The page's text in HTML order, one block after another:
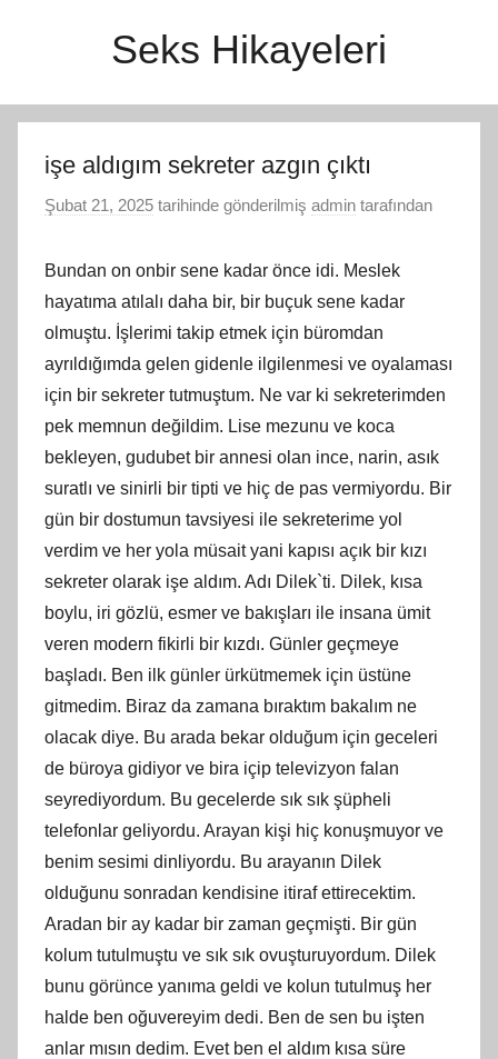
Seks Hikayeleri
işe aldıgım sekreter azgın çıktı
Şubat 21, 2025 tarihinde gönderilmiş admin tarafından
Bundan on onbir sene kadar önce idi. Meslek
hayatıma atılalı daha bir, bir buçuk sene kadar
olmuştu. İşlerimi takip etmek için büromdan
ayrıldığımda gelen gidenle ilgilenmesi ve oyalaması
için bir sekreter tutmuştum. Ne var ki sekreterimden
pek memnun değildim. Lise mezunu ve koca
bekleyen, gudubet bir annesi olan ince, narin, asık
suratlı ve sinirli bir tipti ve hiç de pas vermiyordu. Bir
gün bir dostumun tavsiyesi ile sekreterime yol
verdim ve her yola müsait yani kapısı açık bir kızı
sekreter olarak işe aldım. Adı Dilek`ti. Dilek, kısa
boylu, iri gözlü, esmer ve bakışları ile insana ümit
veren modern fikirli bir kızdı. Günler geçmeye
başladı. Ben ilk günler ürkütmemek için üstüne
gitmedim. Biraz da zamana bıraktım bakalım ne
olacak diye. Bu arada bekar olduğum için geceleri
de büroya gidiyor ve bira içip televizyon falan
seyrediyordum. Bu gecelerde sık sık şüpheli
telefonlar geliyordu. Arayan kişi hiç konuşmuyor ve
benim sesimi dinliyordu. Bu arayanın Dilek
olduğunu sonradan kendisine itiraf ettirecektim.
Aradan bir ay kadar bir zaman geçmişti. Bir gün
kolum tutulmuştu ve sık sık ovuşturuyordum. Dilek
bunu görünce yanıma geldi ve kolun tutulmuş her
halde ben oğuvereyim dedi. Ben de sen bu işten
anlar mısın dedim. Evet ben el aldım kısa süre